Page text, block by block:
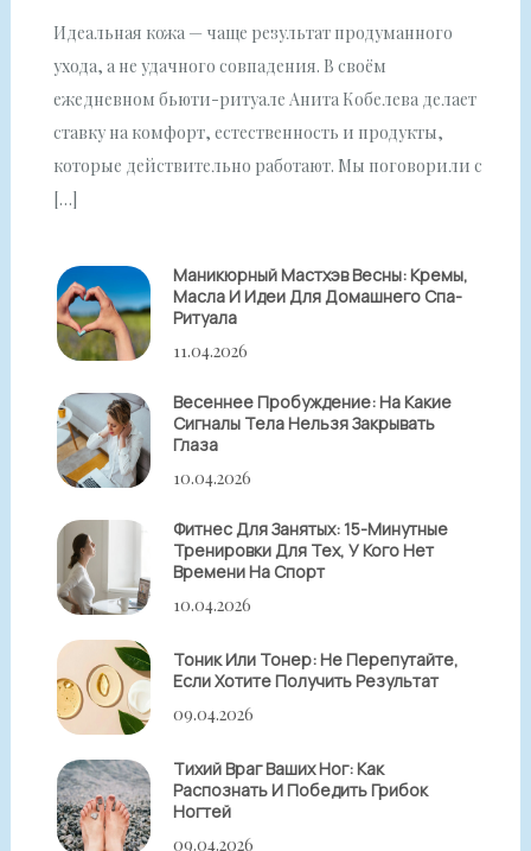
Идеальная кожа — чаще результат продуманного
ухода, а не удачного совпадения. В своём
ежедневном бьюти-ритуале Анита Кобелева делает
ставку на комфорт, естественность и продукты,
которые действительно работают. Мы поговорили с
[…]
Маникюрный Мастхэв Весны: Кремы,
Масла И Идеи Для Домашнего Спа-
Ритуала
11.04.2026
Весеннее Пробуждение: На Какие
Сигналы Тела Нельзя Закрывать
Глаза
10.04.2026
Фитнес Для Занятых: 15-Минутные
Тренировки Для Тех, У Кого Нет
Времени На Спорт
10.04.2026
Тоник Или Тонер: Не Перепутайте,
Если Хотите Получить Результат
09.04.2026
Тихий Враг Ваших Ног: Как
Распознать И Победить Грибок
Ногтей
09.04.2026